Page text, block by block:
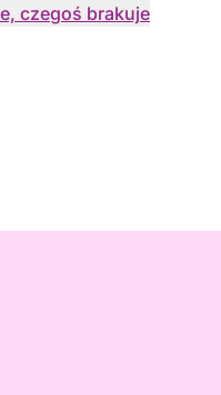
czegoś brakuje